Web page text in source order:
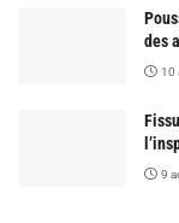
des
10
9